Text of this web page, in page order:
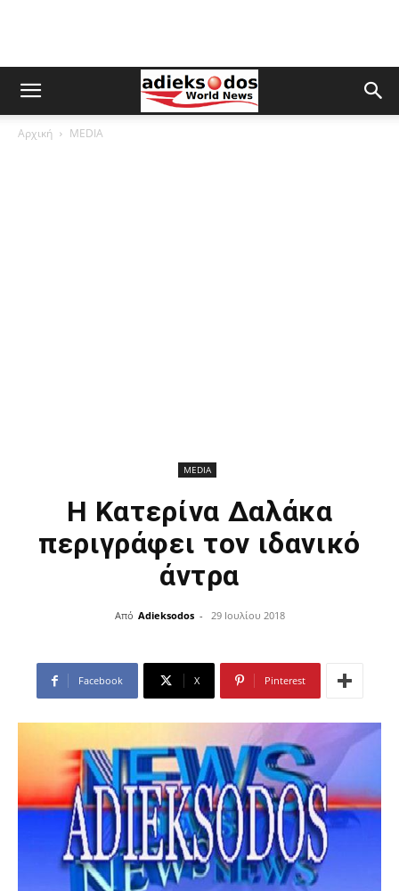
Αρχική MEDIA
MEDIA
Η Κατερίνα Δαλάκα
περιγράφει τον ιδανικό
άντρα
Από Adieksodos - 29 Ιουλίου 2018
Facebook X Pinterest